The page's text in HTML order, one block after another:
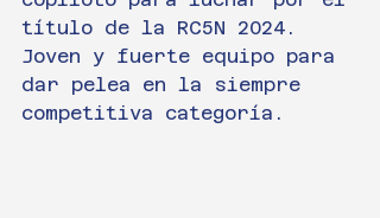
título de la RC5N 2024.
Joven y fuerte equipo para
dar pelea en la siempre
competitiva categoría.